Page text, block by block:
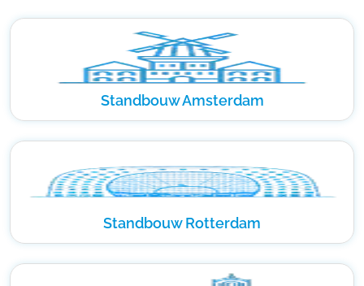
Standbouw Amsterdam
Standbouw Rotterdam